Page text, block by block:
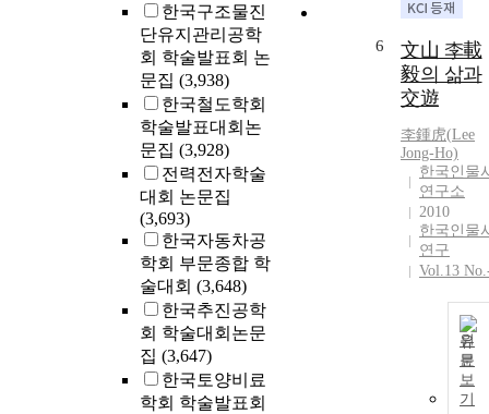
한국구조물진
단유지관리공학
회 학술발표회 논
문집 (3,938)
한국철도학회
학술발표대회논
문집 (3,928)
전력전자학술
대회 논문집
(3,693)
한국자동차공
학회 부문종합 학
술대회 (3,648)
한국추진공학
회 학술대회논문
집 (3,647)
한국토양비료
학회 학술발표회
6
文山 李載
毅의 삶과
交遊
李鍾虎(Lee
Jong-Ho)
한국인물
연구소
2010
한국인물
연구
Vol.13
원
문
보
기